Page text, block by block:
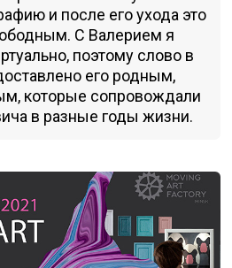
и после его ухода это
С Валерием я
поэтому слово в
его родным,
которые сопровождали
в разные годы жизни.